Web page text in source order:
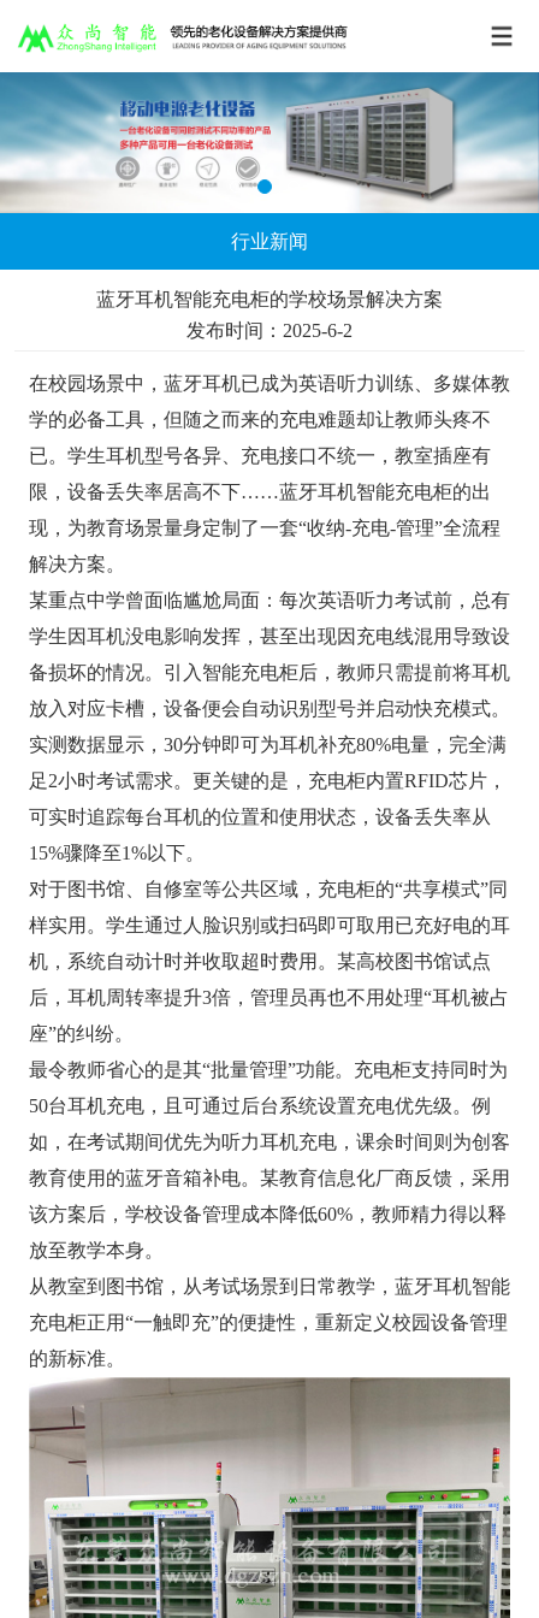
行业新闻
蓝牙耳机智能充电柜的学校场景解决方案
发布时间：2025-6-2
在校园场景中，蓝牙耳机已成为英语听力训练、多媒体教
学的必备工具，但随之而来的充电难题却让教师头疼不
已。学生耳机型号各异、充电接口不统一，教室插座有
限，设备丢失率居高不下……蓝牙耳机智能充电柜的出
现，为教育场景量身定制了一套“收纳-充电-管理”全流程
解决方案。
某重点中学曾面临尴尬局面：每次英语听力考试前，总有
学生因耳机没电影响发挥，甚至出现因充电线混用导致设
备损坏的情况。引入智能充电柜后，教师只需提前将耳机
放入对应卡槽，设备便会自动识别型号并启动快充模式。
实测数据显示，30分钟即可为耳机补充80%电量，完全满
足2小时考试需求。更关键的是，充电柜内置RFID芯片，
可实时追踪每台耳机的位置和使用状态，设备丢失率从
15%骤降至1%以下。
对于图书馆、自修室等公共区域，充电柜的“共享模式”同
样实用。学生通过人脸识别或扫码即可取用已充好电的耳
机，系统自动计时并收取超时费用。某高校图书馆试点
后，耳机周转率提升3倍，管理员再也不用处理“耳机被占
座”的纠纷。
最令教师省心的是其“批量管理”功能。充电柜支持同时为
50台耳机充电，且可通过后台系统设置充电优先级。例
如，在考试期间优先为听力耳机充电，课余时间则为创客
教育使用的蓝牙音箱补电。某教育信息化厂商反馈，采用
该方案后，学校设备管理成本降低60%，教师精力得以释
放至教学本身。
从教室到图书馆，从考试场景到日常教学，蓝牙耳机智能
充电柜正用“一触即充”的便捷性，重新定义校园设备管理
的新标准。